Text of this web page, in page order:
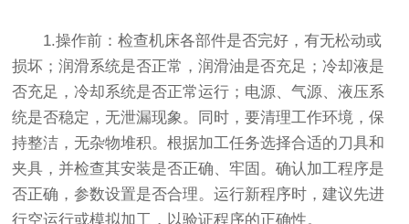
1.操作前：检查机床各部件是否完好，有无松动或
损坏；润滑系统是否正常，润滑油是否充足；冷却液是
否充足，冷却系统是否正常运行；电源、气源、液压系
统是否稳定，无泄漏现象。同时，要清理工作环境，保
持整洁，无杂物堆积。根据加工任务选择合适的刀具和
夹具，并检查其安装是否正确、牢固。确认加工程序是
否正确，参数设置是否合理。运行新程序时，建议先进
行空运行或模拟加工，以验证程序的正确性。